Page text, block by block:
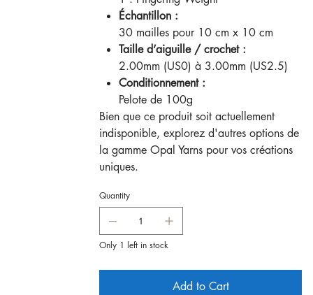
Échantillon :
30 mailles pour 10 cm x 10 cm
Taille d’aiguille / crochet :
2.00mm (US0) à 3.00mm (US2.5)
Conditionnement :
Pelote de 100g
Bien que ce produit soit actuellement
indisponible, explorez d'autres options de
la gamme Opal Yarns pour vos créations
uniques.
Quantity
Only 1 left in stock
Add to Cart